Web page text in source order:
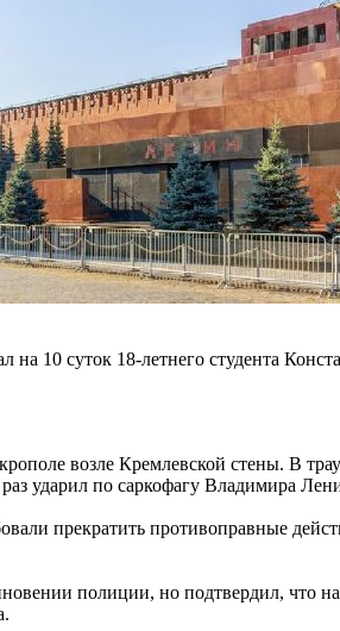
на 10 суток 18-летнего студента
возле Кремлевской стены. В
ударил по саркофагу Владимира
прекратить противоправные
полиции, но подтвердил, что